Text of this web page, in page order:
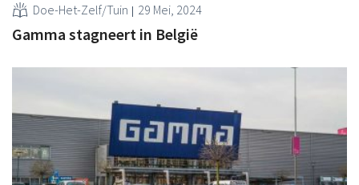
Doe-Het-Zelf/Tuin 29 Mei, 2024
Gamma stagneert in België